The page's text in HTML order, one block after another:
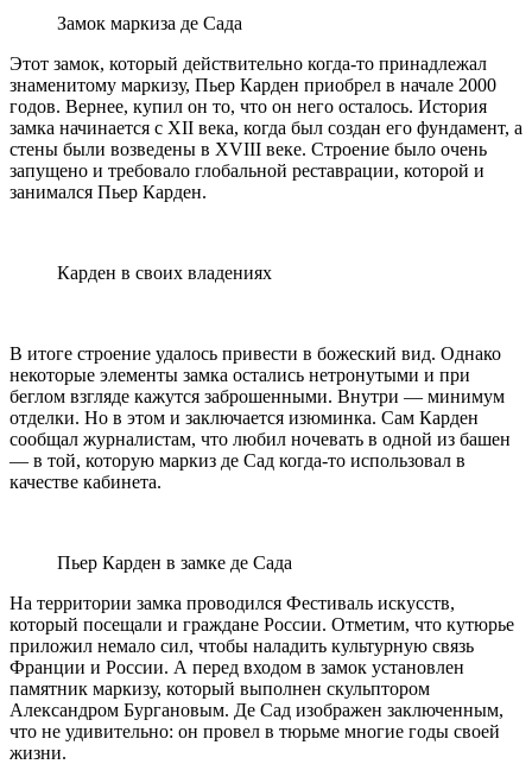
Замок маркиза де Сада
Этот замок, который действительно когда-то принадлежал
знаменитому маркизу, Пьер Карден приобрел в начале 2000
годов. Вернее, купил он то, что он него осталось. История
замка начинается с XII века, когда был создан его фундамент, а
стены были возведены в XVIII веке. Строение было очень
запущено и требовало глобальной реставрации, которой и
занимался Пьер Карден.
Карден в своих владениях
В итоге строение удалось привести в божеский вид. Однако
некоторые элементы замка остались нетронутыми и при
беглом взгляде кажутся заброшенными. Внутри — минимум
отделки. Но в этом и заключается изюминка. Сам Карден
сообщал журналистам, что любил ночевать в одной из башен
— в той, которую маркиз де Сад когда-то использовал в
качестве кабинета.
Пьер Карден в замке де Сада
На территории замка проводился Фестиваль искусств,
который посещали и граждане России. Отметим, что кутюрье
приложил немало сил, чтобы наладить культурную связь
Франции и России. А перед входом в замок установлен
памятник маркизу, который выполнен скульптором
Александром Бургановым. Де Сад изображен заключенным,
что не удивительно: он провел в тюрьме многие годы своей
жизни.